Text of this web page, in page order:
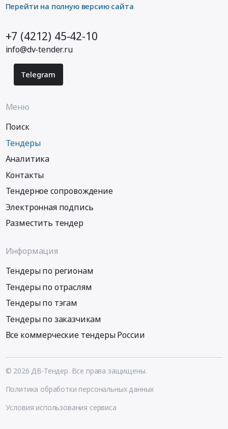
Перейти на полную версию сайта
+7 (4212) 45-42-10
info@dv-tender.ru
Telegram
Меню
Поиск
Тендеры
Аналитика
Контакты
Тендерное сопровождение
Электронная подпись
Разместить тендер
Информация
Тендеры по регионам
Тендеры по отраслям
Тендеры по тэгам
Тендеры по заказчикам
Все коммерческие тендеры России
© 2026 ДВ-Тендер. Все права защищены.
Политика обработки персональных данных
Условия использования сервиса